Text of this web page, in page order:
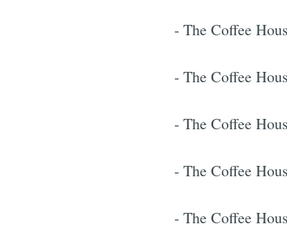
- The Coffee
- The Coffee
- The Coffee
- The Coffee
- The Coffee